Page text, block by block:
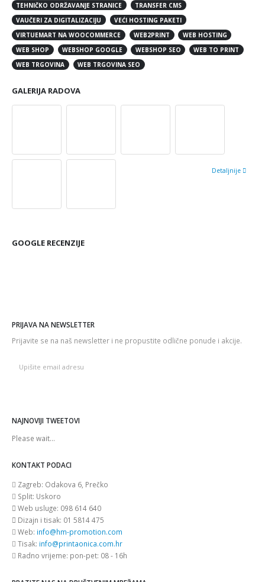
TEHNIČKO ODRŽAVANJE STRANICE
TRANSFER CMS
VAUČERI ZA DIGITALIZACIJU
VEĆI HOSTING PAKETI
VIRTUEMART NA WOOCOMMERCE
WEB2PRINT
WEB HOSTING
WEB SHOP
WEBSHOP GOOGLE WEBSHOP SEO
WEB TO PRINT
WEB TRGOVINA
WEB TRGOVINA SEO
GALERIJA RADOVA
Detaljnije
GOOGLE RECENZIJE
PRIJAVA NA NEWSLETTER
Prijavite se na naš newsletter i ne propustite odlične ponude i akcije.
NAJNOVIJI TWEETOVI
Please wait...
KONTAKT PODACI
Zagreb: Odakova 6, Prečko
Split: Uskoro
Web usluge: 098 614 640
Dizajn i tisak: 01 5814 475
Web: info@hm-promotion.com
Tisak: info@printaonica.com.hr
Radno vrijeme: pon-pet: 08 - 16h